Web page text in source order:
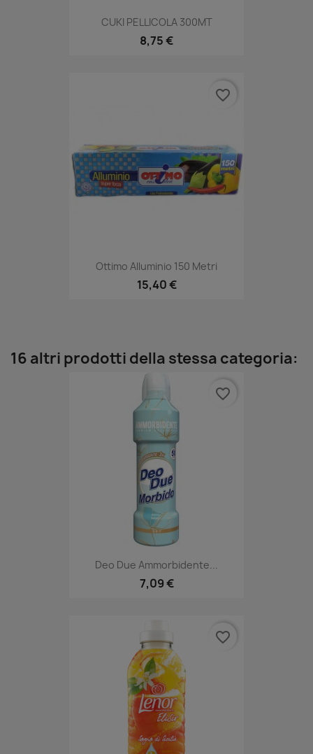
CUKI PELLICOLA 300MT
8,75 €
Ottimo Alluminio 150 Metri
15,40 €
favorite_border
16 altri prodotti della stessa categoria:
Deo Due Ammorbidente...
7,09 €
favorite_border
favorite_border